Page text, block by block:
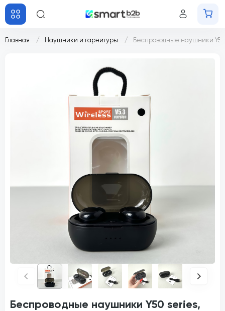
Главная Наушники и гарнитуры Беспроводные наушники
Беспроводные наушники Y50 series,